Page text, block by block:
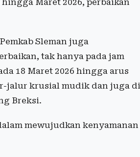
Sleman juga
tak hanya pada jam
18 Maret 2026 hingga arus
jalur krusial mudik dan juga di
Breksi.
mewujudkan kenyamanan